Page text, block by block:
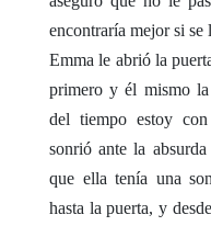
encontraría mejor si se
Emma le abrió la
primero y él mismo
del tiempo estoy
sonrió ante la
que ella tenía una
hasta la puerta, y